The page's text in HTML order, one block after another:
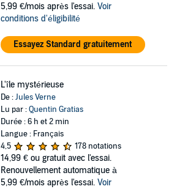
5,99 €/mois après l'essai. Voir
conditions d'éligibilité
Essayez Standard gratuitement
L'île mystérieuse
De :Jules Verne
Lu par :Quentin Gratias
Durée : 6 h et 2 min
Langue : Français
4,5
178 notations
14,99 € ou gratuit avec l'essai.
Renouvellement automatique à
5,99 €/mois après l'essai. Voir